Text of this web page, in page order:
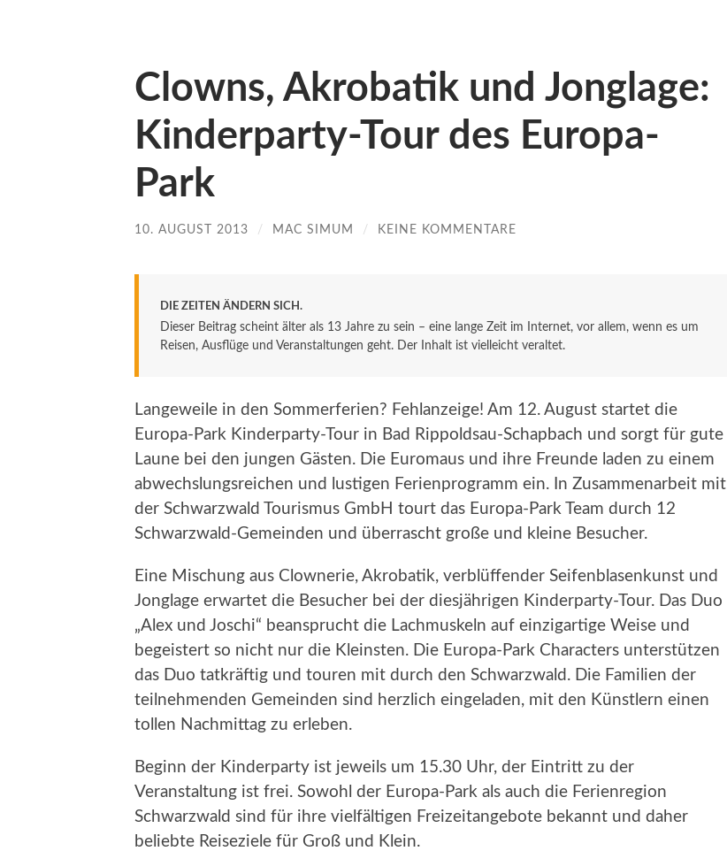
Clowns, Akrobatik und Jonglage:
Kinderparty-Tour des Europa-
Park
10. AUGUST 2013 / MAC SIMUM / KEINE KOMMENTARE
DIE ZEITEN ÄNDERN SICH.
Dieser Beitrag scheint älter als 13 Jahre zu sein – eine lange Zeit im Internet, vor allem, wenn es um
Reisen, Ausflüge und Veranstaltungen geht. Der Inhalt ist vielleicht veraltet.
Langeweile in den Sommerferien? Fehlanzeige! Am 12. August startet die
Europa-Park Kinderparty-Tour in Bad Rippoldsau-Schapbach und sorgt für gute
Laune bei den jungen Gästen. Die Euromaus und ihre Freunde laden zu einem
abwechslungsreichen und lustigen Ferienprogramm ein. In Zusammenarbeit mit
der Schwarzwald Tourismus GmbH tourt das Europa-Park Team durch 12
Schwarzwald-Gemeinden und überrascht große und kleine Besucher.
Eine Mischung aus Clownerie, Akrobatik, verblüffender Seifenblasenkunst und
Jonglage erwartet die Besucher bei der diesjährigen Kinderparty-Tour. Das Duo
„Alex und Joschi“ beansprucht die Lachmuskeln auf einzigartige Weise und
begeistert so nicht nur die Kleinsten. Die Europa-Park Characters unterstützen
das Duo tatkräftig und touren mit durch den Schwarzwald. Die Familien der
teilnehmenden Gemeinden sind herzlich eingeladen, mit den Künstlern einen
tollen Nachmittag zu erleben.
Beginn der Kinderparty ist jeweils um 15.30 Uhr, der Eintritt zu der
Veranstaltung ist frei. Sowohl der Europa-Park als auch die Ferienregion
Schwarzwald sind für ihre vielfältigen Freizeitangebote bekannt und daher
beliebte Reiseziele für Groß und Klein.